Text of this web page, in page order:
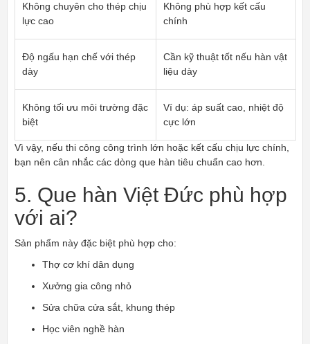
Không chuyên cho thép chịu
lực cao
Không phù hợp kết cấu
chính
Độ ngấu hạn chế với thép
dày
Cần kỹ thuật tốt nếu hàn vật
liệu dày
Không tối ưu môi trường đặc
biệt
Ví dụ: áp suất cao, nhiệt độ
cực lớn
Vì vậy, nếu thi công công trình lớn hoặc kết cấu chịu lực chính,
bạn nên cân nhắc các dòng que hàn tiêu chuẩn cao hơn.
5. Que hàn Việt Đức phù hợp
với ai?
Sản phẩm này đặc biệt phù hợp cho:
Thợ cơ khí dân dụng
Xưởng gia công nhỏ
Sửa chữa cửa sắt, khung thép
Học viên nghề hàn